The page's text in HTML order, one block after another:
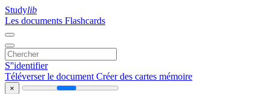
Studylib
Les documents Flashcards
S''identifier
Téléverser le document Créer des cartes mémoire
×